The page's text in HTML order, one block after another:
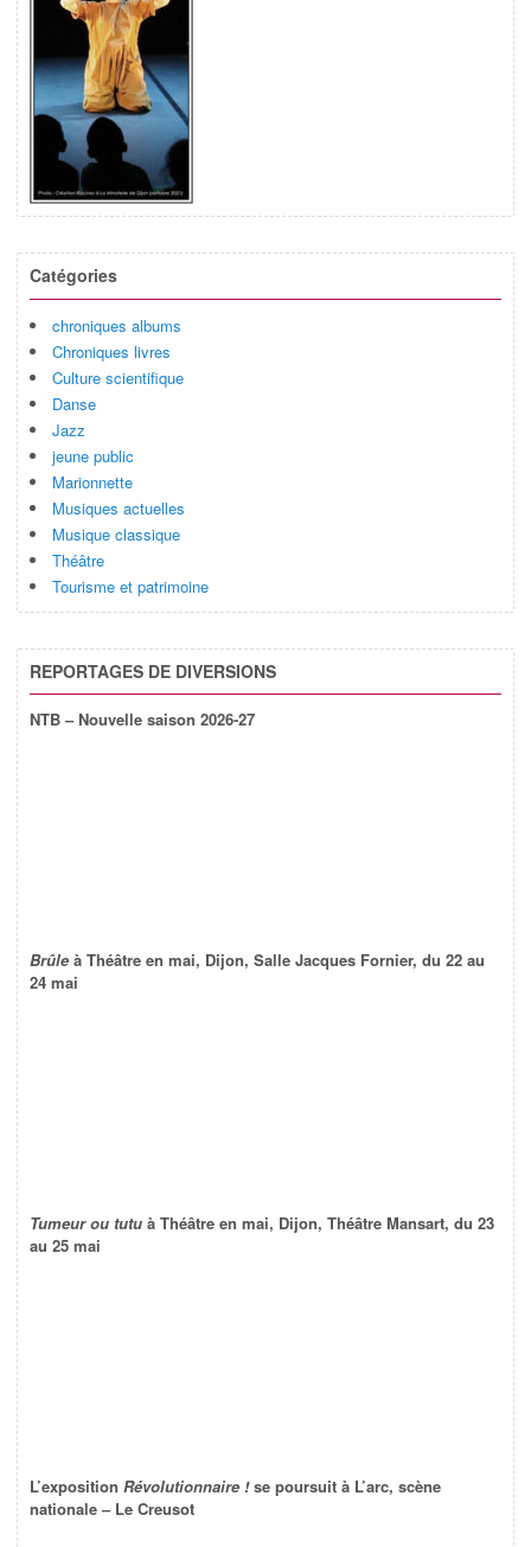
Catégories
chroniques albums
Chroniques livres
Culture scientifique
Danse
Jazz
jeune public
Marionnette
Musiques actuelles
Musique classique
Théâtre
Tourisme et patrimoine
REPORTAGES DE DIVERSIONS
NTB – Nouvelle saison 2026-27
Brûle à Théâtre en mai, Dijon, Salle Jacques Fornier, du 22 au
24 mai
Tumeur ou tutu à Théâtre en mai, Dijon, Théâtre Mansart, du 23
au 25 mai
L’exposition Révolutionnaire !se poursuit à L’arc, scène
nationale – Le Creusot